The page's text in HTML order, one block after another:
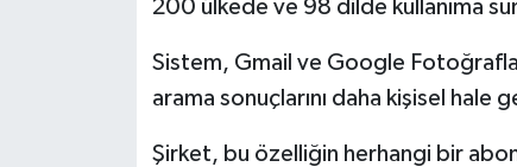
200 ülkede ve 98 dilde kullanıma
Sistem, Gmail ve Google
arama sonuçlarını daha kişisel hale
Şirket, bu özelliğin herhangi bir